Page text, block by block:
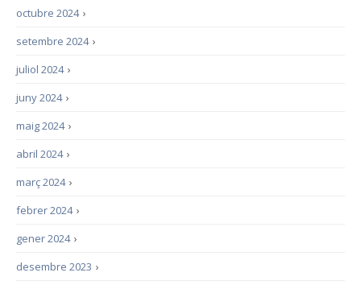
›
octubre 2024
›
setembre 2024
›
juliol 2024
›
juny 2024
›
maig 2024
›
abril 2024
›
març 2024
›
febrer 2024
›
gener 2024
›
desembre 2023